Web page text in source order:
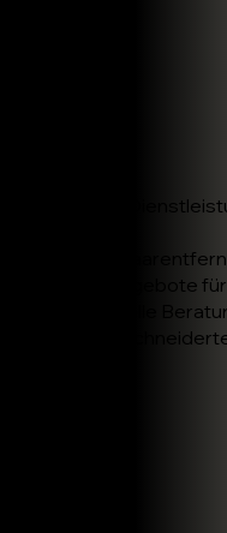
Unsere
Laser-
Paketangebote
Individuelle